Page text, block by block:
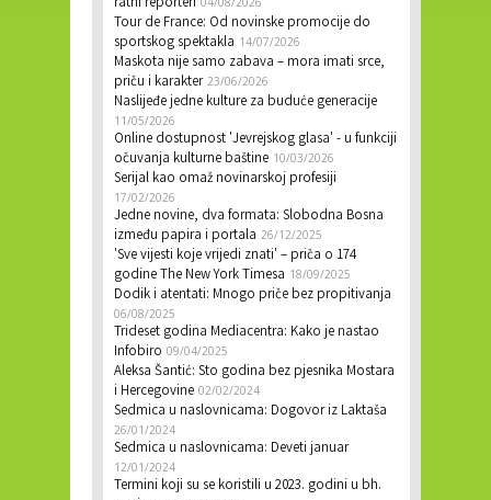
Tour de France: Od novinske promocije do
sportskog spektakla 14/07/2026
Maskota nije samo zabava – mora imati srce,
priču i karakter 23/06/2026
Naslijeđe jedne kulture za buduće generacije
11/05/2026
Online dostupnost 'Jevrejskog glasa' - u funkciji
očuvanja kulturne baštine 10/03/2026
Serijal kao omaž novinarskoj profesiji
17/02/2026
Jedne novine, dva formata: Slobodna Bosna
između papira i portala 26/12/2025
'Sve vijesti koje vrijedi znati' – priča o 174
godine The New York Timesa 18/09/2025
Dodik i atentati: Mnogo priče bez propitivanja
06/08/2025
Trideset godina Mediacentra: Kako je nastao
Infobiro 09/04/2025
Aleksa Šantić: Sto godina bez pjesnika Mostara
i Hercegovine 02/02/2024
Sedmica u naslovnicama: Dogovor iz Laktaša
26/01/2024
Sedmica u naslovnicama: Deveti januar
12/01/2024
Termini koji su se koristili u 2023. godini u bh.